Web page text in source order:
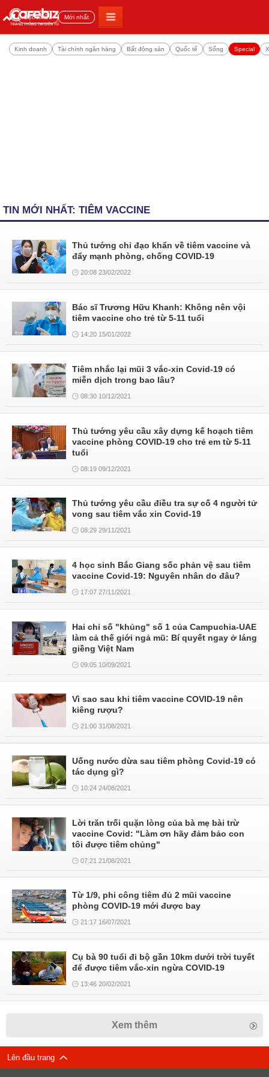
Đọc nhiều Mới nhất
Kinh doanh Tài chính ngân hàng Bất động sản Quốc tế Sống Special
TIN MỚI NHẤT: TIÊM VACCINE
Thủ tướng chỉ đạo khẩn về tiêm vaccine và
đẩy mạnh phòng, chống COVID-19
20:08 23/02/2022
Bác sĩ Trương Hữu Khanh: Không nên vội
tiêm vaccine cho trẻ từ 5-11 tuổi
14:20 15/01/2022
Tiêm nhắc lại mũi 3 vắc-xin Covid-19 có
miễn dịch trong bao lâu?
08:30 10/12/2021
Thủ tướng yêu cầu xây dựng kế hoạch tiêm
vaccine phòng COVID-19 cho trẻ em từ 5-11
tuổi
08:19 09/12/2021
Thủ tướng yêu cầu điều tra sự cố 4 người tử
vong sau tiêm vắc xin Covid-19
08:29 29/11/2021
4 học sinh Bắc Giang sốc phản vệ sau tiêm
vaccine Covid-19: Nguyên nhân do đâu?
17:07 27/11/2021
Hai chỉ số "khủng" số 1 của Campuchia-UAE
làm cả thế giới ngả mũ: Bí quyết ngay ở láng
giềng Việt Nam
09:05 10/09/2021
Vì sao sau khi tiêm vaccine COVID-19 nên
kiêng rượu?
21:00 31/08/2021
Uống nước dừa sau tiêm phòng Covid-19 có
tác dụng gì?
10:24 24/08/2021
Lời trăn trối quặn lòng của bà mẹ bài trừ
vaccine Covid: "Làm ơn hãy đảm bảo con
tôi được tiêm chủng"
07:21 21/08/2021
Từ 1/9, phi công tiêm đủ 2 mũi vaccine
phòng COVID-19 mới được bay
21:17 16/07/2021
Cụ bà 90 tuổi đi bộ gần 10km dưới trời tuyết
để được tiêm vắc-xin ngừa COVID-19
13:46 20/02/2021
Xem thêm
Lên đầu trang